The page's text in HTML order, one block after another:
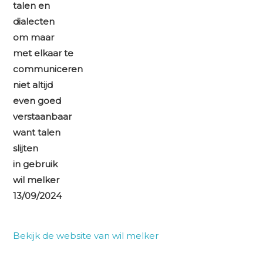
talen en
dialecten
om maar
met elkaar te
communiceren
niet altijd
even goed
verstaanbaar
want talen
slijten
in gebruik
wil melker
13/09/2024
Bekijk de website van wil melker